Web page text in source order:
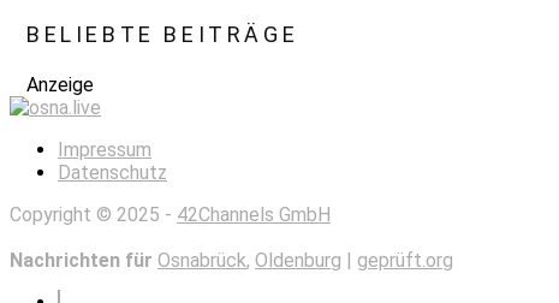
BELIEBTE BEITRÄGE
Anzeige
Impressum
Datenschutz
Copyright © 2025 - 42Channels GmbH
Nachrichten für Osnabrück, Oldenburg | geprüft.org